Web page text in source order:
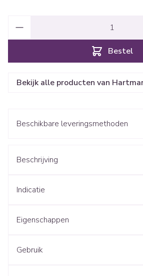
Bestel
Bekijk alle producten van
Beschikbare leveringsmethoden
Beschrijving
Indicatie
Eigenschappen
Gebruik